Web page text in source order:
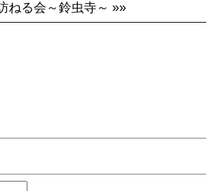
ねる会～鈴虫寺～ »»